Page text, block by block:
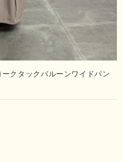
クタックバルーンワイドパン